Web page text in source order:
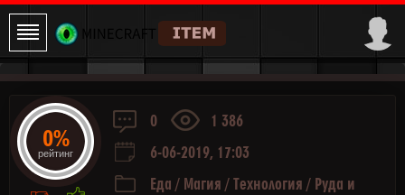
0
1 386
6-06-2019, 17:03
Еда / Магия / Технология / Руда и
0%
рейтинг